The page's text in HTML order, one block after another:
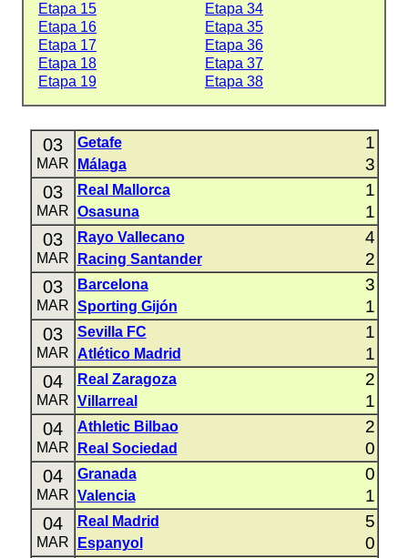
Etapa 15
Etapa 34
Etapa 16
Etapa 35
Etapa 17
Etapa 36
Etapa 18
Etapa 37
Etapa 19
Etapa 38
03
MAR
Getafe 1
Málaga 3
03
MAR
Real Mallorca 1
Osasuna 1
03
MAR
Rayo Vallecano 4
Racing Santander 2
03
MAR
Barcelona 3
Sporting Gijón 1
03
MAR
Sevilla FC 1
Atlético Madrid 1
04
MAR
Real Zaragoza 2
Villarreal 1
04
MAR
Athletic Bilbao 2
Real Sociedad 0
04
MAR
Granada 0
Valencia 1
04
MAR
Real Madrid 5
Espanyol 0